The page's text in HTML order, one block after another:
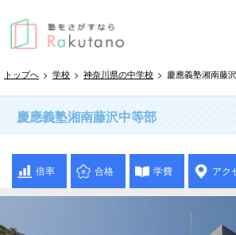
トップへ > 学校 > 神奈川県の中学校 > 慶應義塾湘南藤
慶應義塾湘南藤沢中等部
倍率 合格 学費 アク